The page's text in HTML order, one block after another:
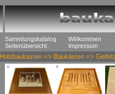
Sammlungskatalog
Seitenübersicht
Willkommen
Impressum
Holzbaukasten => Baukästen =>